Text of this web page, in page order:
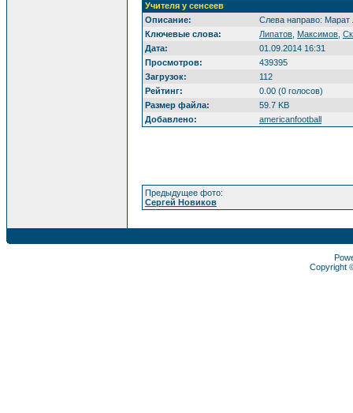
Учителя у сенсеев
Описание:
Слева направо: Марат
Ключевые слова:
Липатов Максимов
Дата:
01.09.2014 16:31
Просмотров:
439395
Загрузок:
112
Рейтинг:
0.00 (0 голосов)
Размер файла:
59.7 KB
Добавлено:
americanfootball
Предыдущее фото:
Сергей Новиков
Copyright